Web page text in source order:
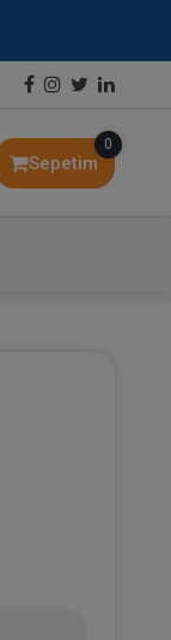
Sepetim
0